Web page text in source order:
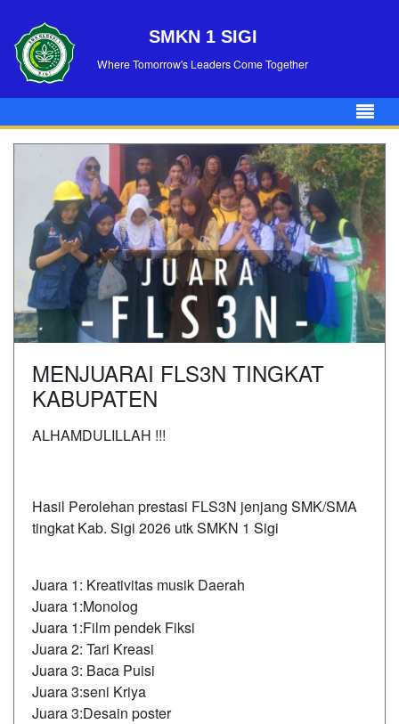
SMKN 1 SIGI
Where Tomorrow's Leaders Come Together
MENJUARAI FLS3N TINGKAT
KABUPATEN
ALHAMDULILLAH !!!
Hasil Perolehan prestasi FLS3N jenjang SMK/SMA
tingkat Kab. Sigi 2026 utk SMKN 1 Sigi
Juara 1: Kreativitas musik Daerah
Juara 1:Monolog
Juara 1:Film pendek Fiksi
Juara 2: Tari Kreasi
Juara 3: Baca Puisi
Juara 3:seni Kriya
Juara 3:Desain poster